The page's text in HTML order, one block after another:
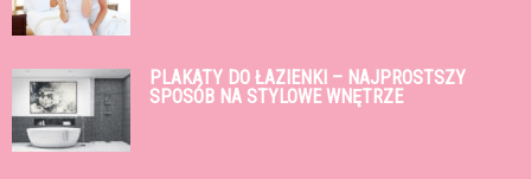
PLAKATY DO ŁAZIENKI – NAJPROSTSZY
SPOSÓB NA STYLOWE WNĘTRZE